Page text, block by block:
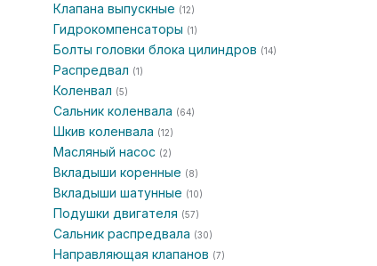
Клапана выпускные (12)
Гидрокомпенсаторы (1)
Болты головки блока цилиндров (14)
Распредвал (1)
Коленвал (5)
Сальник коленвала (64)
Шкив коленвала (12)
Масляный насос (2)
Вкладыши коренные (8)
Вкладыши шатунные (10)
Подушки двигателя (57)
Сальник распредвала (30)
Направляющая клапанов (7)